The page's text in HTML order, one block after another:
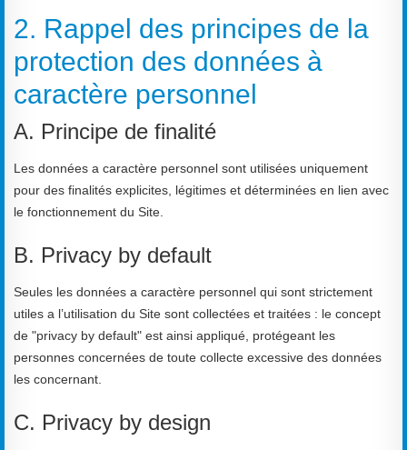
2. Rappel des principes de la
protection des données à
caractère personnel
A. Principe de finalité
Les données a caractère personnel sont utilisées uniquement
pour des finalités explicites, légitimes et déterminées en lien avec
le fonctionnement du Site.
B. Privacy by default
Seules les données a caractère personnel qui sont strictement
utiles a l’utilisation du Site sont collectées et traitées : le concept
de "privacy by default" est ainsi appliqué, protégeant les
personnes concernées de toute collecte excessive des données
les concernant.
C. Privacy by design